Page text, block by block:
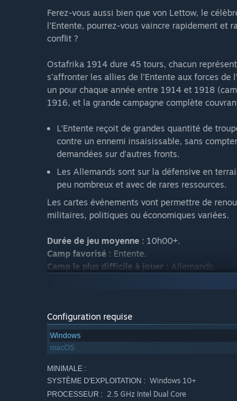
Ferez-vous aussi bien que von Lettow, le
l’Entente, pourrez-vous vaincre rapidement
conflit ?
Ostafrika 1914 dure 45 tours, chacun
s’affronter les allies de l’Entente aux forces
un pour chaque année entre 1914 et 1918
1916, et la grande campagne complète
L’Entente reçoit de grandes quantité de
contre un ennemi insaisissable, sans
demandées sur d’autres fronts.
Les Allemands sont sur la défensive en
peu nombreux et avec de rares ressources.
Les cartes événements vont permettre de
militaires, politiques ou économiques variées.
Durée de jeu moyenne : 10h00+.
Camp favorisé : Entente.
Camp le plus difficile à jouer : Allemands.
Configuration requise
Windows
macOS
MINIMALE :
SYSTÈME D'EXPLOITATION : Windows 10+
PROCESSEUR : 2.5 GHz Intel Dual Core